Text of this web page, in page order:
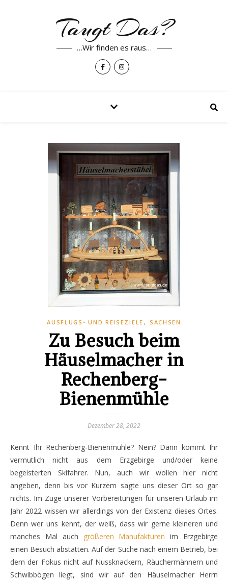
Taugt Das?
…Wir finden es raus…
AUSFLUGS- UND REISEZIELE , SACHSEN
Zu Besuch beim
Häuselmacher in
Rechenberg-
Bienenmühle
Dezember 28, 2022
Kennt Ihr Rechenberg-Bienenmühle? Nein? Dann kommt Ihr
vermutlich nicht aus dem Erzgebirge und/oder keine
begeisterten Skifahrer. Nun, auch wir wollen hier nicht
angeben, denn bis vor Kurzem sagte uns dieser Ort so gar
nichts. Im Zuge unserer Vorbereitungen für unseren Urlaub im
Jahr 2022 wissen wir allerdings von der Existenz dieses Ortes.
Denn wer uns kennt, der weiß, dass wir gerne kleineren und
manches Mal auch größeren Manufakturen im Erzgebirge
einen Besuch abstatten. Auf der Suche nach einem Betrieb, bei
dem der Fokus nicht auf Nussknackern, Räuchermännern und
Schwibbögen liegt, sind wir auf den Häuselmacher Herrn